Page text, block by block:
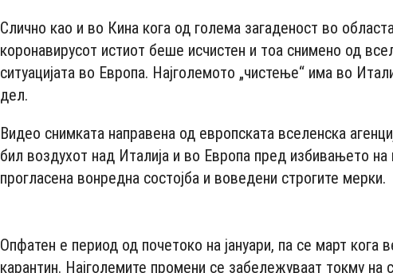
Слично као и во Кина кога од голема загаденост во
коронавирусот истиот беше исчистен и тоа снимено од
ситуацијата во Европа. Најголемото „чистење“ има во
дел.
Видео снимката направена од европската вселенска
бил воздухот над Италија и во Европа пред избивањето на
прогласена вонредна состојба и воведени строгите мерки.
Опфатен е период од почетоко на јануари, па се март кога
карантин. Најголемите промени се забележуваат токму на